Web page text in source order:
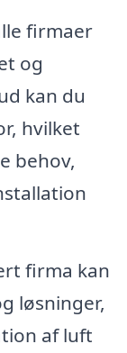
firmaer
og
kan du
hvilket
behov,
firma kan
løsninger,
af luft